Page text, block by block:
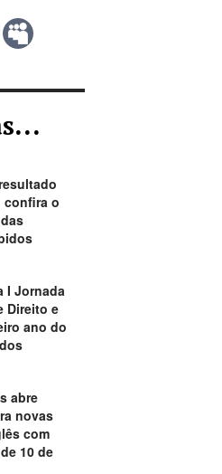
confira o
I Jornada
Direito e
ano do
abre
novas
com
10 de